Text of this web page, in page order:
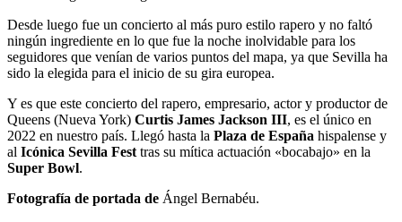
Desde luego fue un concierto al más puro estilo rapero y no faltó
ningún ingrediente en lo que fue la noche inolvidable para los
seguidores que venían de varios puntos del mapa, ya que Sevilla ha
sido la elegida para el inicio de su gira europea.
Y es que este concierto del rapero, empresario, actor y productor de
Queens (Nueva York) Curtis James Jackson III, es el único en
2022 en nuestro país. Llegó hasta la Plaza de España hispalense y
al Icónica Sevilla Fest tras su mítica actuación «bocabajo» en la
Super Bowl.
Fotografía de portada de Ángel Bernabéu.